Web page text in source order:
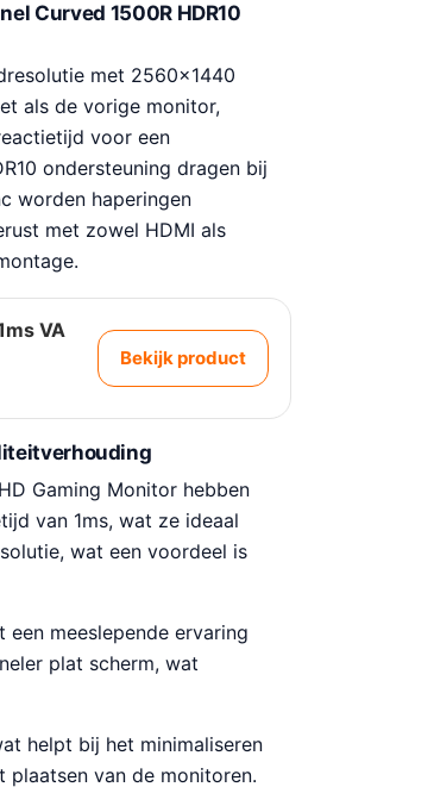
Curved 1500R HDR10
met 2560×1440
als de vorige monitor,
voor een
ondersteuning dragen bij
worden haperingen
met zowel HDMI als
VA
Bekijk product
Gaming Monitor hebben
van 1ms, wat ze ideaal
wat een voordeel is
meeslepende ervaring
plat scherm, wat
helpt bij het minimaliseren
van de monitoren.